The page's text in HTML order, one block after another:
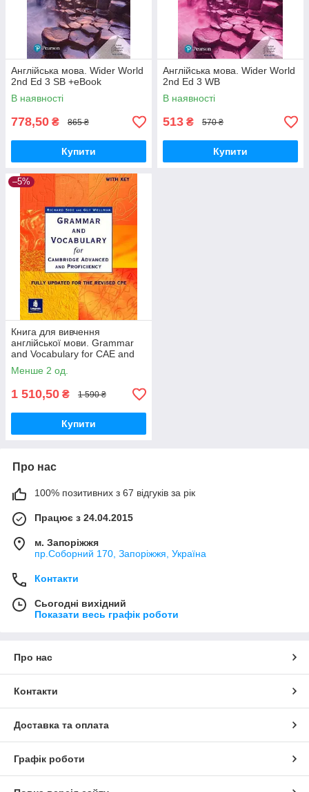
Англійська мова. Wider World
2nd Ed 3 SB +eBook
В наявності
778,50 ₴ 865 ₴
Купити
Англійська мова. Wider World
2nd Ed 3 WB
В наявності
513 ₴ 570 ₴
Купити
–5%
Книга для вивчення
англійської мови. Grammar
and Vocabulary for CAE and
CPE with key
Менше 2 од.
1 510,50 ₴ 1 590 ₴
Купити
Про нас
100% позитивних з 67 відгуків за рік
Працює з 24.04.2015
м. Запоріжжя
пр.Соборний 170, Запоріжжя, Україна
Контакти
Сьогодні вихідний
Показати весь графік роботи
Про нас
Контакти
Доставка та оплата
Графік роботи